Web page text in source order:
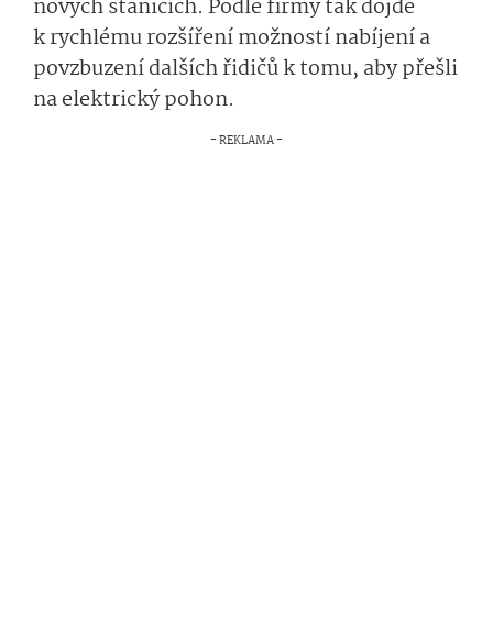
nových stanicích. Podle firmy tak dojde
k rychlému rozšíření možností nabíjení a
povzbuzení dalších řidičů k tomu, aby přešli
na elektrický pohon.